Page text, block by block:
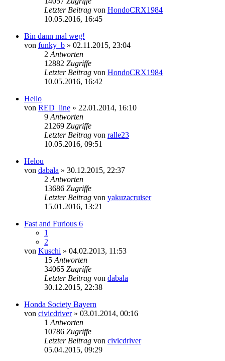
Letzter Beitrag von HondoCRX1984
10.05.2016, 16:45
Bin dann mal weg!
von funky_b » 02.11.2015, 23:04
2 Antworten
12882 Zugriffe
Letzter Beitrag von HondoCRX1984
10.05.2016, 16:42
Hello
von RED_line » 22.01.2014, 16:10
9 Antworten
21269 Zugriffe
Letzter Beitrag von ralle23
10.05.2016, 09:51
Helou
von dabala » 30.12.2015, 22:37
2 Antworten
13686 Zugriffe
Letzter Beitrag von yakuzacruiser
15.01.2016, 13:21
Fast and Furious 6
1
2
von Kuschi » 04.02.2013, 11:53
15 Antworten
34065 Zugriffe
Letzter Beitrag von dabala
30.12.2015, 22:38
Honda Society Bayern
von civicdriver» 03.01.2014, 00:16
1 Antworten
10786 Zugriffe
Letzter Beitrag von civicdriver
05.04.2015, 09:29